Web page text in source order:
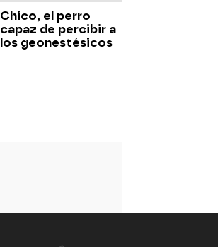
Chico, el perro
capaz de percibir a
los geonestésicos